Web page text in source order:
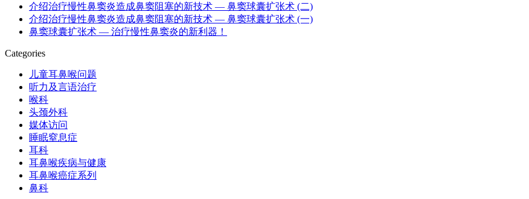
介绍治疗慢性鼻窦炎造成鼻窦阻塞的新技术 — 鼻窦球囊扩张术 (二)
介绍治疗慢性鼻窦炎造成鼻窦阻塞的新技术 — 鼻窦球囊扩张术 (一)
鼻窦球囊扩张术 — 治疗慢性鼻窦炎的新利器！
Categories
儿童耳鼻喉问题
听力及言语治疗
喉科
头颈外科
媒体访问
睡眠窒息症
耳科
耳鼻喉疾病与健康
耳鼻喉癌症系列
鼻科